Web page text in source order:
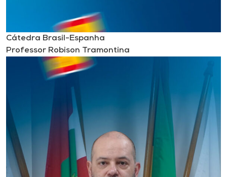
Cátedra Brasil-Espanha
Professor Robison Tramontina